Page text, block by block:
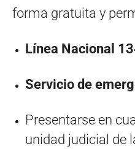
forma gratuita y
Línea Nacional
Servicio de
Presentarse en
unidad judicial de